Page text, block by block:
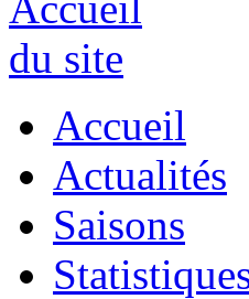
Accueil
Actualités
Saisons